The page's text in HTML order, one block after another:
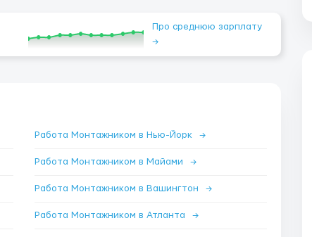
Про среднюю зарплату
→
Работа Монтажником в Нью-Йорк →
Работа Монтажником в Майами →
Работа Монтажником в Вашингтон →
Работа Монтажником в Атланта →